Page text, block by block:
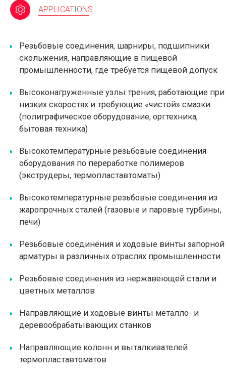
APPLICATIONS
Резьбовые соединения, шарниры, подшипники
скольжения, направляющие в пищевой
промышленности, где требуется пищевой допуск
Высоконагруженные узлы трения, работающие при
низких скоростях и требующие «чистой» смазки
(полиграфическое оборудование, оргтехника,
бытовая техника)
Высокотемпературные резьбовые соединения
оборудования по переработке полимеров
(экструдеры, термопластавтоматы)
Высокотемпературные резьбовые соединения из
жаропрочных сталей (газовые и паровые турбины,
печи)
Резьбовые соединения и ходовые винты запорной
арматуры в различных отраслях промышленности
Резьбовые соединения из нержавеющей стали и
цветных металлов
Направляющие и ходовые винты металло- и
деревообрабатывающих станков
Направляющие колонн и выталкивателей
термопластавтоматов